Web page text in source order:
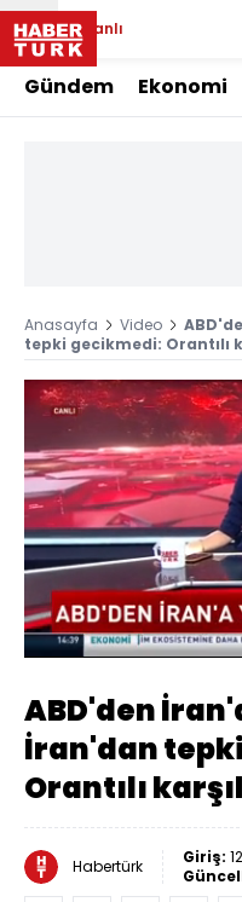
Canlı
Gündem Ekonomi
Anasayfa Video
tepki gecikmedi: Orantılı
Sesi
Aç
Yüklendi:
35.21%
ABD'den
İran'dan
Orantılı
Habertürk Giriş: